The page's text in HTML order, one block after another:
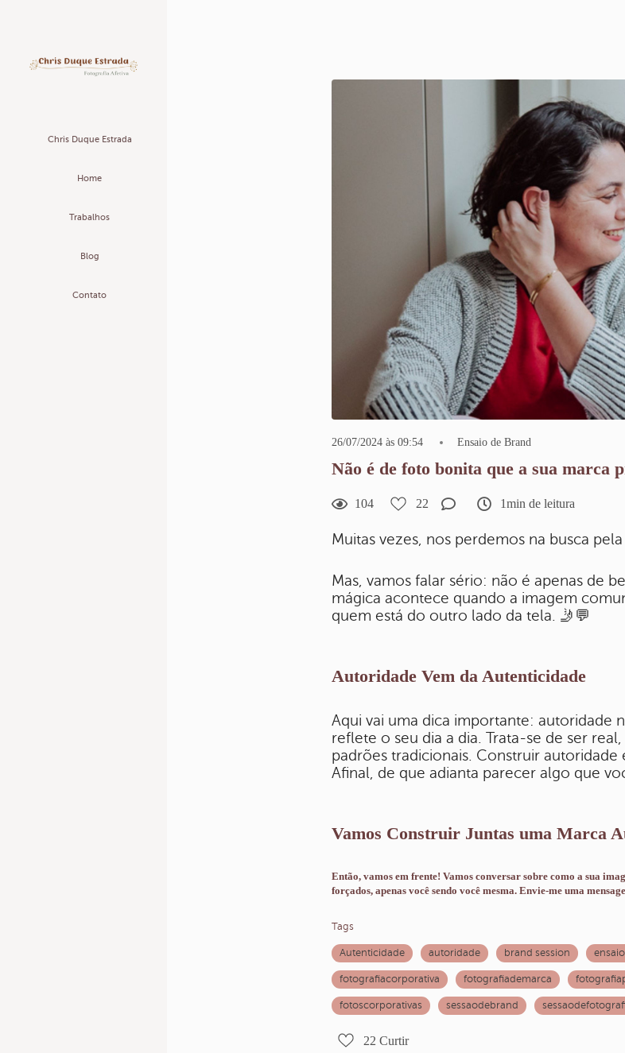
Chris Duque Estrada
Home
Trabalhos
Blog
Contato
26/07/2024 às 09:54 Ensaio de Brand
Não é de foto bonita que a sua marca
104 22 1min de leitura
Muitas vezes, nos perdemos na busca
Mas, vamos falar sério: não é apenas de
mágica acontece quando a imagem
quem está do outro lado da tela. 🤳💬
Autoridade Vem da Autenticidade
Aqui vai uma dica importante: autoridade
reflete o seu dia a dia. Trata-se de ser
padrões tradicionais. Construir autoridade
Afinal, de que adianta parecer algo que
Vamos Construir Juntas uma Marca
Então, vamos em frente! Vamos conversar sobre como a sua
forçados, apenas você sendo você mesma. Envie-me uma
Tags
Autenticidade autoridade brand session
fotografiacorporativa fotografiademarca
fotoscorporativas sessaodebrand
22 Curtir